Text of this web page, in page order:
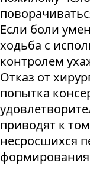
Если боли
ходьба с
контролем
Отказ от
попытка
приводят к
несросшихся